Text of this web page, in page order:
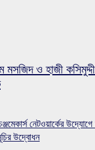
মসজিদ ও হাজী
নেটওয়ার্কের উদ্যোগে
উদ্বোধন